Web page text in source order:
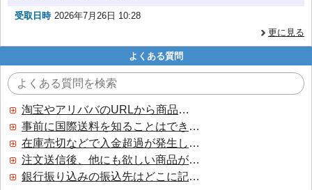
受取日時 2026年7月26日 10:28
更に見る
よくある質問
淘宝やアリババのURLから商品を探すことはできますか？
事前に国際送料を知ることはできますか？
在庫売切などで入金超過が発生した場合はいつ返金されますか？
注文送信後、他にも欲しい商品が見つかった場合、追加注文できますか？
銀行振り込みの振込先はどこに記載されていますか？